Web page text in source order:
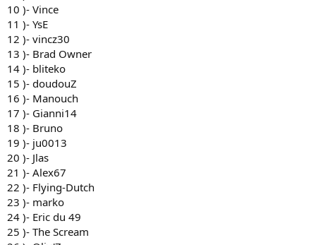
10 )- Vince
11 )- YsE
12 )- vincz30
13 )- Brad Owner
14 )- bliteko
15 )- doudouZ
16 )- Manouch
17 )- Gianni14
18 )- Bruno
19 )- ju0013
20 )- Jlas
21 )- Alex67
22 )- Flying-Dutch
23 )- marko
24 )- Eric du 49
25 )- The Scream